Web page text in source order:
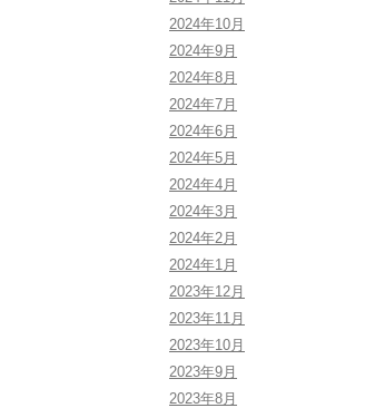
2024年10月
2024年9月
2024年8月
2024年7月
2024年6月
2024年5月
2024年4月
2024年3月
2024年2月
2024年1月
2023年12月
2023年11月
2023年10月
2023年9月
2023年8月